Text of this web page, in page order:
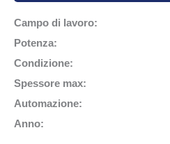
Campo di lavoro:
Potenza:
Condizione:
Spessore max:
Automazione:
Anno: